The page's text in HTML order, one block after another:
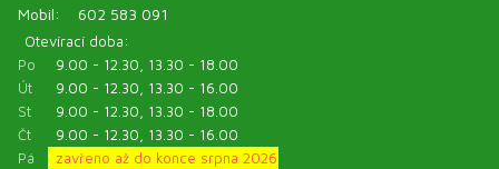
Mobil:
602 583 091
Otevírací doba:
Po
9.00 - 12.30, 13.30 - 18.00
Út
9.00 - 12.30, 13.30 - 16.00
St
9.00 - 12.30, 13.30 - 18.00
Čt
9.00 - 12.30, 13.30 - 16.00
Pá
zavřeno až do konce srpna 2026